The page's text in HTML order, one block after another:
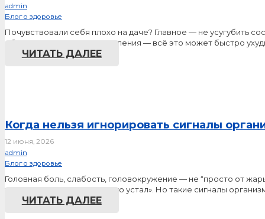
admin
Блог о здоровье
Почувствовали себя плохо на даче? Главное — не усугубить
обезвоживание, скачки давления — всё это может быстро
ЧИТАТЬ ДАЛЕЕ
Когда нельзя игнорировать сигналы
12 июня, 2026
admin
Блог о здоровье
Головная боль, слабость, головокружение — не “просто от
тяжесть», «Наверное, просто устал». Но такие сигналы
ЧИТАТЬ ДАЛЕЕ